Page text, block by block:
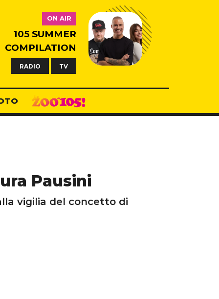
ON AIR
105 SUMMER
COMPILATION
RADIO TV
Pausini
vigilia del concetto di